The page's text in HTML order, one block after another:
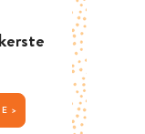
JOUW NIEUWSBRIEFKEUZE >